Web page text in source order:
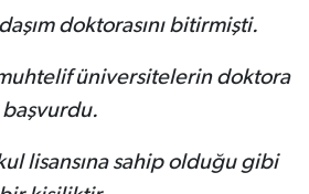
doktorasını bitirmişti.
üniversitelerin doktora
lisansına sahip olduğu gibi